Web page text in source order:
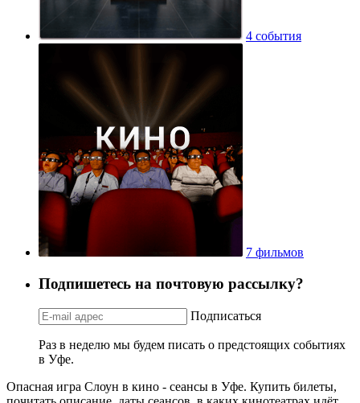
4 события
7 фильмов
Подпишетесь на почтовую рассылку?
Подписаться
Раз в неделю мы будем писать о предстоящих событиях
в Уфе.
Опасная игра Слоун в кино - сеансы в Уфе. Купить билеты,